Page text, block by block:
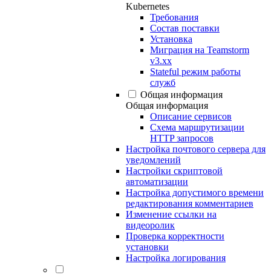
Kubernetes
Требования
Состав поставки
Установка
Миграция на Teamstorm
v3.xx
Stateful режим работы
служб
Общая информация
Общая информация
Описание сервисов
Схема маршрутизации
HTTP запросов
Настройка почтового сервера для
уведомлений
Настройки скриптовой
автоматизации
Настройка допустимого времени
редактирования комментариев
Изменение ссылки на
видеоролик
Проверка корректности
установки
Настройка логирования